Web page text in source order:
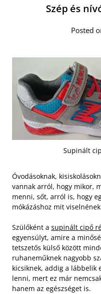
Szép és
Posted
Supinált
Óvodásoknak,
vannak arról, hogy mikor,
menni, sőt, arról is, hogy
mókázáshoz mit
Szülőként a supinált cipő
egyensúlyt, amire a
tetszetős külső között
ruhaneműknek nagyobb
kicsiknek, addig a lábbelik
lenni, mert ez már
hanem az egészséget is.